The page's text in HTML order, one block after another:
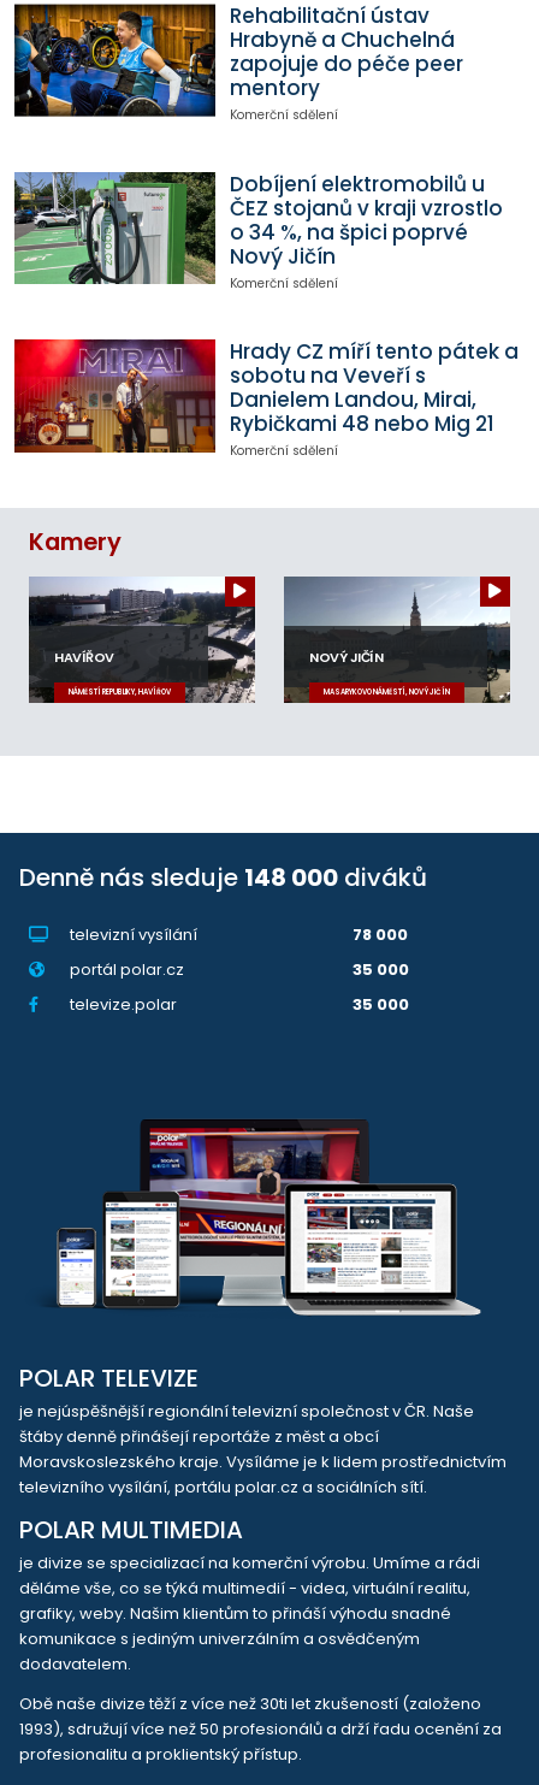
Rehabilitační ústav
Hrabyně a Chuchelná
zapojuje do péče peer
mentory
Komerční sdělení
Dobíjení elektromobilů u
ČEZ stojanů v kraji vzrostlo
o 34 %, na špici poprvé
Nový Jičín
Komerční sdělení
Hrady CZ míří tento pátek a
sobotu na Veveří s
Danielem Landou, Mirai,
Rybičkami 48 nebo Mig 21
Komerční sdělení
Kamery
HAVÍŘOV
NÁMĚSTÍ REPUBLIKY, HAVÍŘOV
NOVÝ JIČÍN
MASARYKOVO NÁMĚSTÍ, NOVÝ JIČÍN
Denně nás sleduje 148 000 diváků
televizní vysílání
78 000
portál polar.cz
35 000
televize.polar
35 000
POLAR TELEVIZE
je nejúspěšnější regionální televizní společnost v ČR. Naše
štáby denně přinášejí reportáže z měst a obcí
Moravskoslezského kraje. Vysíláme je k lidem prostřednictvím
televizního vysílání, portálu polar.cz a sociálních sítí.
POLAR MULTIMEDIA
je divize se specializací na komerční výrobu. Umíme a rádi
děláme vše, co se týká multimedií - videa, virtuální realitu,
grafiky, weby. Našim klientům to přináší výhodu snadné
komunikace s jediným univerzálním a osvědčeným
dodavatelem.
Obě naše divize těží z více než 30ti let zkušeností (založeno
1993), sdružují více než 50 profesionálů a drží řadu ocenění za
profesionalitu a proklientský přístup.